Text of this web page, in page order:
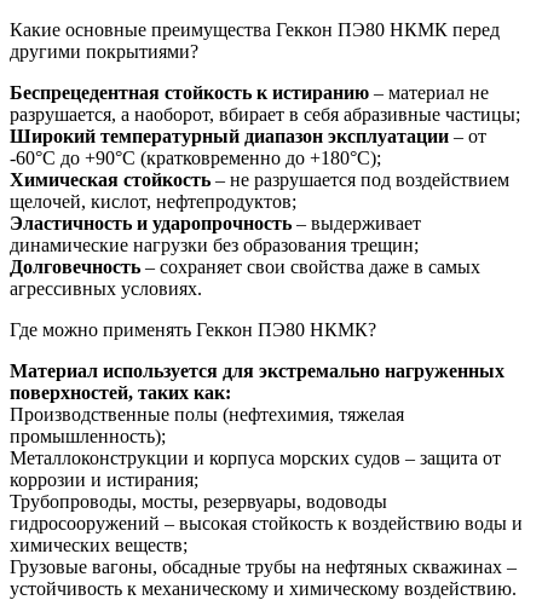
Какие основные преимущества Геккон ПЭ80 НКМК перед
другими покрытиями?
Беспрецедентная стойкость к истиранию – материал не
разрушается, а наоборот, вбирает в себя абразивные частицы;
Широкий температурный диапазон эксплуатации – от
-60°C до +90°C (кратковременно до +180°C);
Химическая стойкость – не разрушается под воздействием
щелочей, кислот, нефтепродуктов;
Эластичность и ударопрочность – выдерживает
динамические нагрузки без образования трещин;
Долговечность – сохраняет свои свойства даже в самых
агрессивных условиях.
Где можно применять Геккон ПЭ80 НКМК?
Материал используется для экстремально нагруженных
поверхностей, таких как:
Производственные полы (нефтехимия, тяжелая
промышленность);
Металлоконструкции и корпуса морских судов – защита от
коррозии и истирания;
Трубопроводы, мосты, резервуары, водоводы
гидросооружений – высокая стойкость к воздействию воды и
химических веществ;
Грузовые вагоны, обсадные трубы на нефтяных скважинах –
устойчивость к механическому и химическому воздействию.